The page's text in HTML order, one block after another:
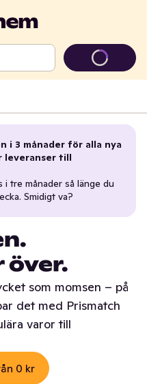
i 3 månader för alla nya
leveranser till
tre månader så länge du
Smidigt va?
över.
som momsen – på
det med Prismatch
varor till
0 kr